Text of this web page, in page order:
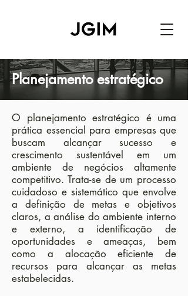
Planejamento estratégico
O planejamento estratégico é uma
prática essencial para empresas que
buscam alcançar sucesso e
crescimento sustentável em um
ambiente de negócios altamente
competitivo. Trata-se de um processo
cuidadoso e sistemático que envolve
a definição de metas e objetivos
claros, a análise do ambiente interno
e externo, a identificação de
oportunidades e ameaças, bem
como a alocação eficiente de
recursos para alcançar as metas
estabelecidas.